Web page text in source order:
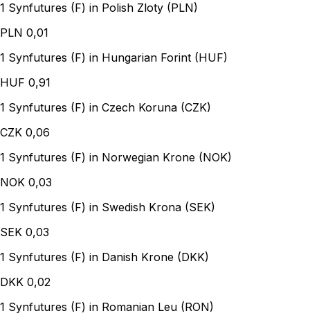
1 Synfutures (F) in Polish Zloty (PLN)
PLN 0,01
1 Synfutures (F) in Hungarian Forint (HUF)
HUF 0,91
1 Synfutures (F) in Czech Koruna (CZK)
CZK 0,06
1 Synfutures (F) in Norwegian Krone (NOK)
NOK 0,03
1 Synfutures (F) in Swedish Krona (SEK)
SEK 0,03
1 Synfutures (F) in Danish Krone (DKK)
DKK 0,02
1 Synfutures (F) in Romanian Leu (RON)